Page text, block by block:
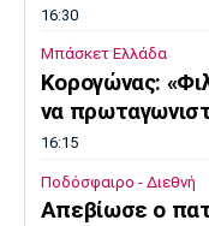
16:30
Μπάσκετ Ελλάδα
Κορογώνας:
να
16:15
Ποδόσφαιρο - Διεθνή
Απεβίωσε ο